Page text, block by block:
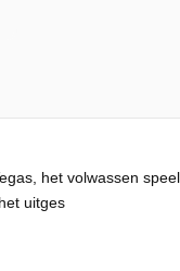
het volwassen
uitges